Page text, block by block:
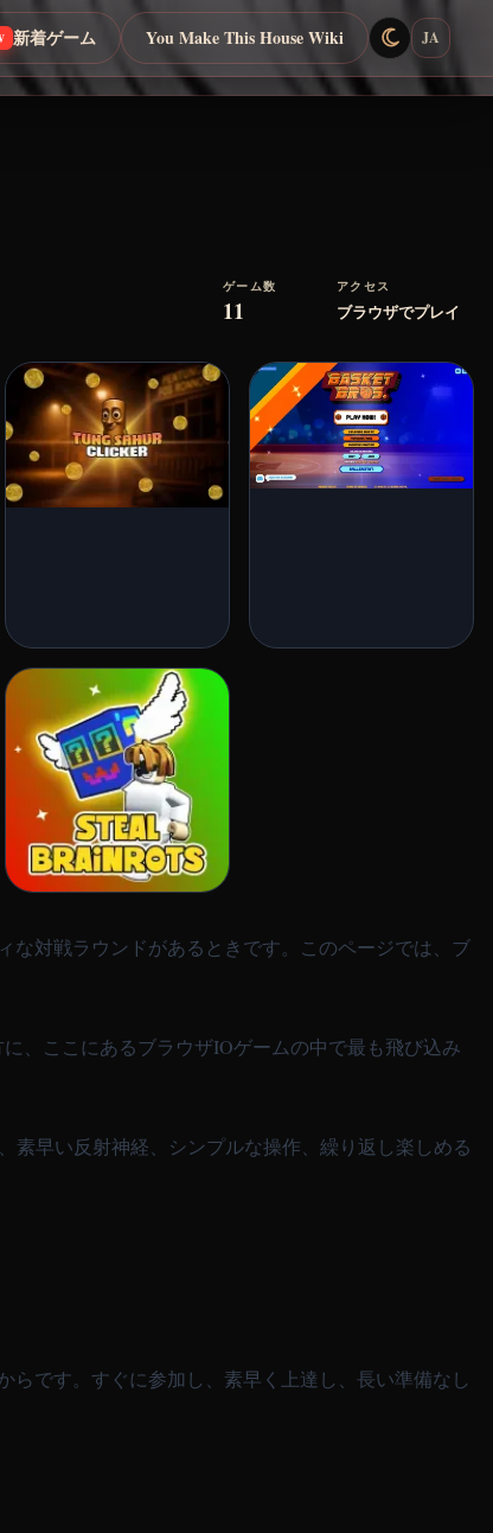
新着ゲーム You Make This House Wiki JA
ゲーム数
11
アクセス
ブラウザでプレイ
な対戦ラウンドがあるときです。このページでは、ブ
、ここにあるブラウザIOゲームの中で最も飛び込み
素早い反射神経、シンプルな操作、繰り返し楽しめる
です。すぐに参加し、素早く上達し、長い準備なし